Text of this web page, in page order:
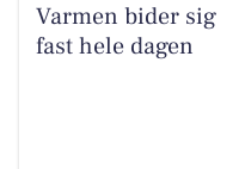
Varmen bider sig
fast hele dagen